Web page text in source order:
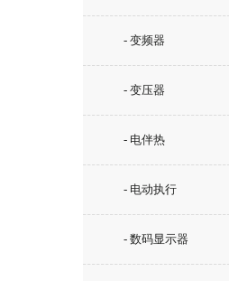
- 变频器
- 变压器
- 电伴热
- 电动执行
- 数码显示器